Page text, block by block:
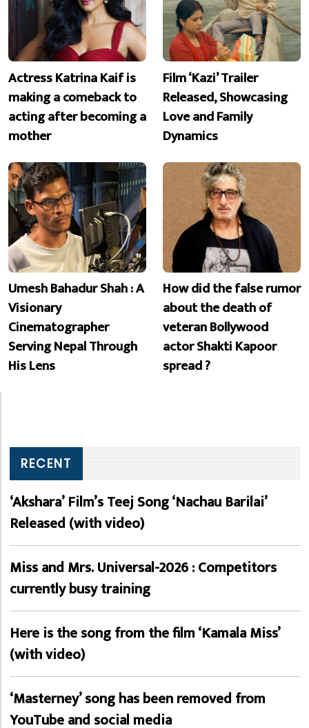
Actress Katrina Kaif is
making a comeback to
acting after becoming a
mother
Film ‘Kazi’ Trailer
Released, Showcasing
Love and Family
Dynamics
Umesh Bahadur Shah : A
Visionary
Cinematographer
Serving Nepal Through
His Lens
How did the false rumor
about the death of
veteran Bollywood
actor Shakti Kapoor
spread ?
RECENT
‘Akshara’ Film’s Teej Song ‘Nachau Barilai’
Released (with video)
Miss and Mrs. Universal-2026 : Competitors
currently busy training
Here is the song from the film ‘Kamala Miss’
(with video)
‘Masterney’ song has been removed from
YouTube and social media